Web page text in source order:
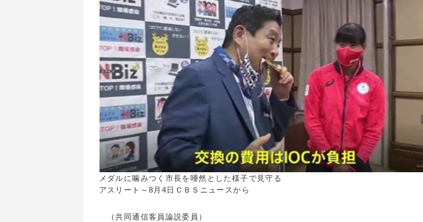
メダルに噛みつく市長を唖然とした様子で見守る
アスリート～8月4日ＣＢＳニュースから
（共同通信客員論説委員）